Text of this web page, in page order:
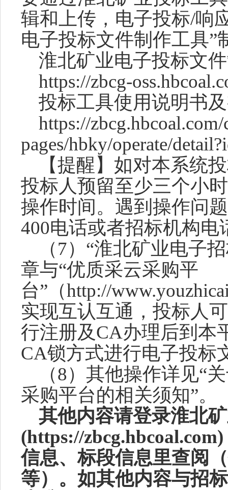
辑和上传，电子投标/响
电子投标文件制作工具”
淮北矿业电子投标文
https://zbcg-
投标工具使用说明书
https://
pages/hbky/operate/
【提醒】如对本系统
投标人预留至少三个小
操作时间。遇到操作问
400电话或者招标机构
（7） “淮北矿业电子
章与“优质采云采购平
台”（http://
实现互认互通，投标人
行注册及CA办理后到本
CA锁方式进行电子投标
（8） 其他操作详见“
采购平台的相关须知”。
其他内容请登录淮北
(https://
信息、标段信息里查阅
等）。如其他内容与招